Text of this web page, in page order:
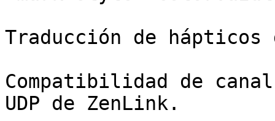
Traducción de
Compatibilidad de
UDP de ZenLink.